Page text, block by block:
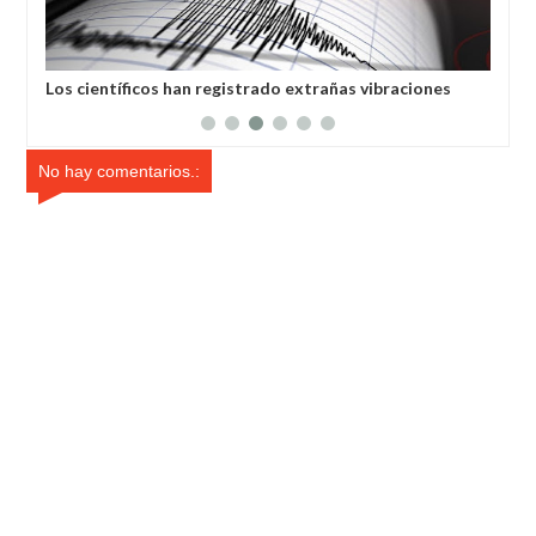
Los científicos han registrado extrañas vibraciones
No hay comentarios.: